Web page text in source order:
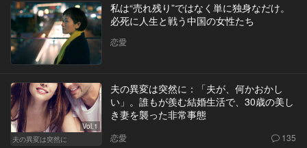
私は“売れ残り”ではなく単に独身なだけ。
必死に人生と戦う中国の女性たち
恋愛
Vol.1
夫の異変は突然に
夫の異変は突然に：「夫が、何かおかし
い」。誰もが羨む結婚生活で、30歳の美し
き妻を襲った非常事態
恋愛 135